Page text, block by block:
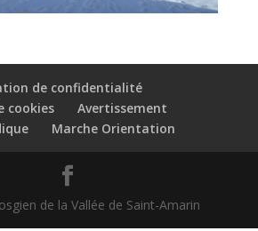
de confidentialité
cookies
Avertissement
Marche Orientation
de la Vallée de Saint-Amarin